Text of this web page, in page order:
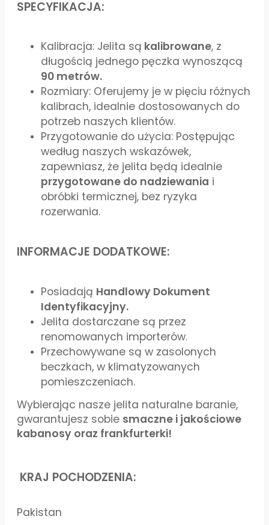
SPECYFIKACJA:
Kalibracja: Jelita są kalibrowane, z
długością jednego pęczka wynoszącą
90 metrów.
Rozmiary: Oferujemy je w pięciu różnych
kalibrach, idealnie dostosowanych do
potrzeb naszych klientów.
Przygotowanie do użycia: Postępując
według naszych wskazówek,
zapewniasz, że jelita będą idealnie
przygotowane do nadziewania i
obróbki termicznej, bez ryzyka
rozerwania.
INFORMACJE DODATKOWE:
Posiadają Handlowy Dokument
Identyfikacyjny.
Jelita dostarczane są przez
renomowanych importerów.
Przechowywane są w zasolonych
beczkach, w klimatyzowanych
pomieszczeniach.
Wybierając nasze jelita naturalne baranie,
gwarantujesz sobie smaczne i jakościowe
kabanosy oraz frankfurterki!
KRAJ POCHODZENIA:
Pakistan